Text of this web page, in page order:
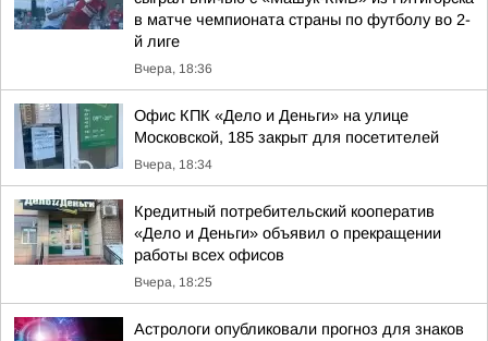
в матче чемпионата страны по футболу во 2-
й лиге
Вчера, 18:36
Офис КПК «Дело и Деньги» на улице
Московской, 185 закрыт для посетителей
Вчера, 18:34
Кредитный потребительский кооператив
«Дело и Деньги» объявил о прекращении
работы всех офисов
Вчера, 18:25
Астрологи опубликовали прогноз для знаков